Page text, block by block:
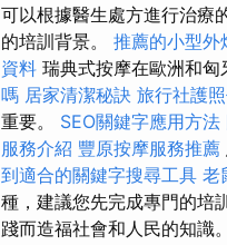
可以根據醫生處方進行治療
的培訓背景。 推薦的小型外
資料 瑞典式按摩在歐洲和匈
嗎 居家清潔秘訣 旅行社護
重要。 SEO關鍵字應用方法
服務介紹 豐原按摩服務推薦
到適合的關鍵字搜尋工具 老
種，建議您先完成專門的培
踐而造福社會和人民的知識。